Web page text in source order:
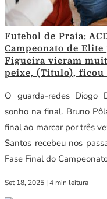
Futebol de Praia:
Campeonato de
Figueira vieram
peixe, (Titulo), ficou
O guarda-redes Diogo
sonho na final. Bruno
final ao marcar por três
Santos recebeu nos
Fase Final do
Set 18, 2025 | 4 min leitura